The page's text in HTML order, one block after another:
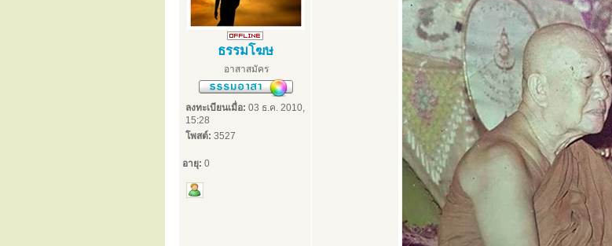
ธรรมโฆษ
อาสาสมัคร
ลงทะเบียนเมื่อ: 03 ธ.ค. 2010,
15:28
โพสต์: 3527
อายุ: 0